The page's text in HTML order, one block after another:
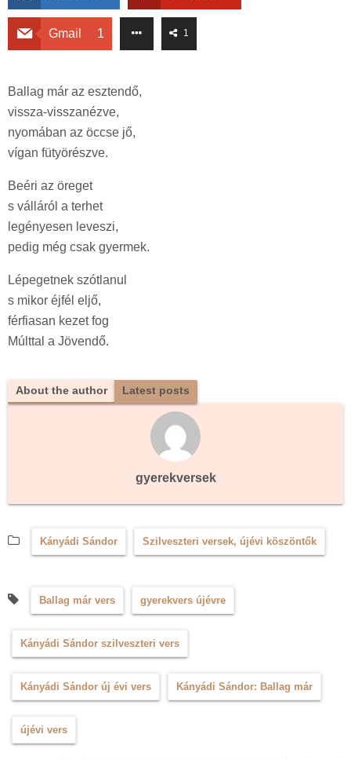
Gmail 1 1
Ballag már az esztendő,
vissza-visszanézve,
nyomában az öccse jő,
vígan fütyörészve.
Beéri az öreget
s válláról a terhet
legényesen leveszi,
pedig még csak gyermek.
Lépegetnek szótlanul
s mikor éjfél eljő,
férfiasan kezet fog
Múlttal a Jövendő.
About the author Latest posts
gyerekversek
Kányádi Sándor Szilveszteri versek, újévi köszöntők
Ballag már vers gyerekvers újévre
Kányádi Sándor szilveszteri vers
Kányádi Sándor új évi vers Kányádi Sándor: Ballag már
újévi vers